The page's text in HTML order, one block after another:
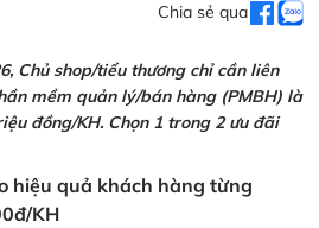
Chia sẻ qua
Chủ shop/tiểu thương chỉ cần liên
mềm quản lý/bán hàng (PMBH) là
đồng/KH. Chọn 1 trong 2 ưu đãi
hiệu quả khách hàng từng
KH